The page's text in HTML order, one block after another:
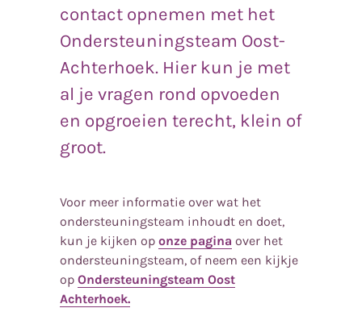
contact opnemen met het
Ondersteuningsteam Oost-
Achterhoek. Hier kun je met
al je vragen rond opvoeden
en opgroeien terecht, klein of
groot.
Voor meer informatie over wat het
ondersteuningsteam inhoudt en doet,
kun je kijken op onze pagina over het
ondersteuningsteam, of neem een kijkje
op Ondersteuningsteam Oost
Achterhoek.